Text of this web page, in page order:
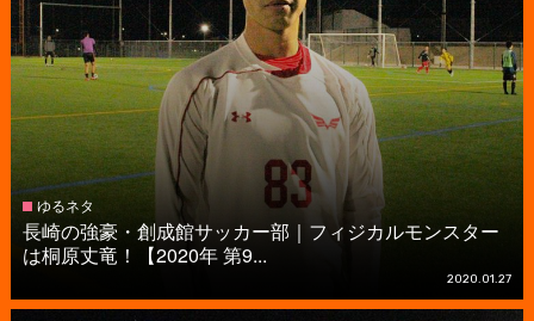
ゆるネタ
長崎の強豪・創成館サッカー部｜フィジカルモンスター
は桐原丈竜！【2020年 第9...
2020.01.27